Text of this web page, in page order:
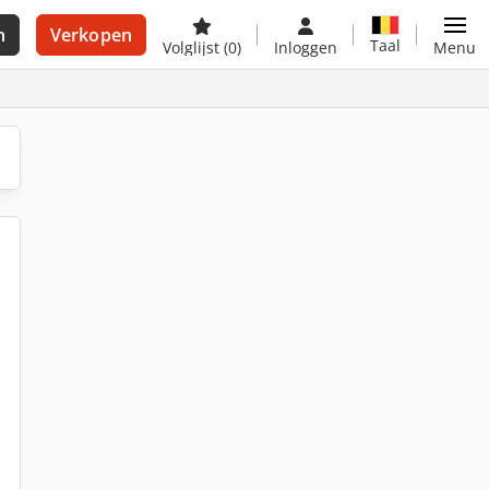
Verkopen
Volglijst (0) Inloggen Taal Menu